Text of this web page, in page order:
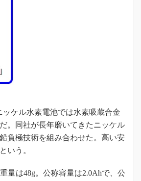
グローバル設計・開発
新型コロナへの対応
ケル水素電池では水素吸蔵合金
。同社が長年磨いてきたニッケル
負極技術を組み合わせた。高い安
いう。
量は48g。公称容量は2.0Ahで、公